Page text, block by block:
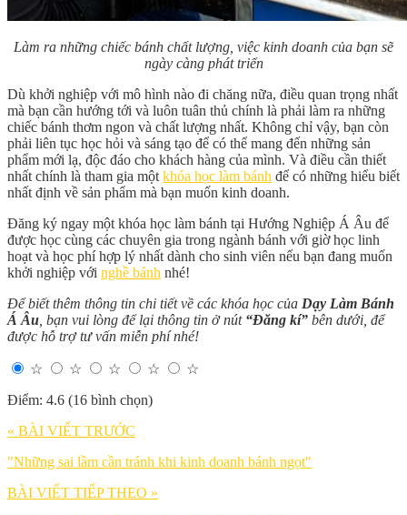
Làm ra những chiếc bánh chất lượng, việc kinh doanh của bạn sẽ
ngày càng phát triển
Dù khởi nghiệp với mô hình nào đi chăng nữa, điều quan trọng nhất
mà bạn cần hướng tới và luôn tuân thủ chính là phải làm ra những
chiếc bánh thơm ngon và chất lượng nhất. Không chỉ vậy, bạn còn
phải liên tục học hỏi và sáng tạo để có thể mang đến những sản
phẩm mới lạ, độc đáo cho khách hàng của mình. Và điều cần thiết
nhất chính là tham gia mộtkhóa học làm bánh để có những hiểu biết
nhất định về sản phẩm mà bạn muốn kinh doanh.
Đăng ký ngay một khóa học làm bánh tại Hướng Nghiệp Á Âu để
được học cùng các chuyên gia trong ngành bánh với giờ học linh
hoạt và học phí hợp lý nhất dành cho sinh viên nếu bạn đang muốn
khởi nghiệp với nghề bánh nhé!
Để biết thêm thông tin chi tiết về các khóa học của Dạy Làm Bánh
Á Âu, bạn vui lòng để lại thông tin ở nút “Đăng kí” bên dưới, để
được hỗ trợ tư vấn miễn phí nhé!
☆ ☆ ☆ ☆
☆
Điểm: 4.6 (16 bình chọn)
« BÀI VIẾT TRƯỚC
"Những sai lầm cần tránh khi kinh doanh bánh ngọt"
BÀI VIẾT TIẾP THEO »